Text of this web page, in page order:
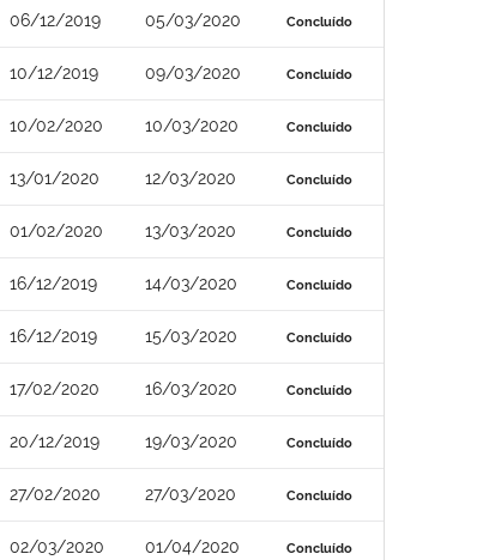
06/12/2019 05/03/2020 Concluído
10/12/2019 09/03/2020 Concluído
10/02/2020 10/03/2020 Concluído
13/01/2020 12/03/2020 Concluído
01/02/2020 13/03/2020 Concluído
16/12/2019 14/03/2020 Concluído
16/12/2019 15/03/2020 Concluído
17/02/2020 16/03/2020 Concluído
20/12/2019 19/03/2020 Concluído
27/02/2020 27/03/2020 Concluído
02/03/2020 01/04/2020 Concluído